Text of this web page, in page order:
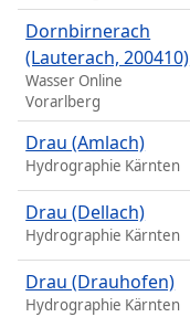
Dornbirnerach
(Lauterach, 200410)
Wasser Online
Vorarlberg
Drau (Amlach)
Hydrographie Kärnten
Drau (Dellach)
Hydrographie Kärnten
Drau (Drauhofen)
Hydrographie Kärnten